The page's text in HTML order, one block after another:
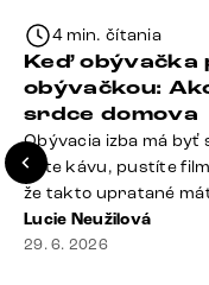
4 min. čítania
Keď
obývačkou:
srdce domova
Obývacia izba má byť
dáte kávu, pustíte
že takto upratané
sedačky, ovládač
slúži ako odkladisko
Lucie Neužilová
29. 6. 2026